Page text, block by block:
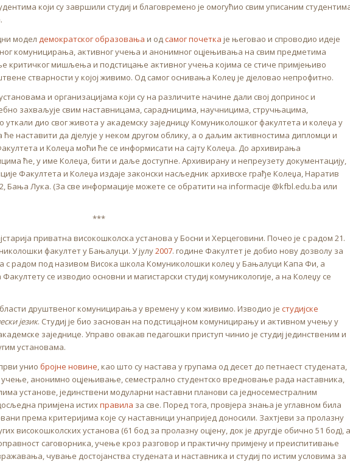
који су завршили студиј и благовремено је омогућио свим уписаним
модел демократског образовања и одсамог почетка је његовао и спроводио идеје
комуницирања, активног учења и анонимног оцјењивања на свим предметима
критичког мишљења и подстицање активног учења којима се стиче примјењиво
стварности у којој живимо. Од самог оснивања Колеџ је дјеловао непрофитно.
и организацијама који су на различите начине дали свој допринос и
захваљује свим наставницама, сарадницима, научницима, стручњацима,
уткали дио свог живота у академску заједницу Комуниколошког факултета и колеџа у
наставити да дјелује у неком другом облику, а о даљим активностима дипломци и
и Колеџа моћи ће се информисати на сајту Колеџа. До архивирања
ће, у име Колеџа, бити и даље доступне. Архивирану и непреузету документацију,
Факултета и Колеџа издаје законски насљедник архивске грађе Колеџа, Наратив
Бања Лука. (За све информације можете се обратити на informacije @kfbl.edu.ba или
***
приватна високошколска установа у Босни и Херцеговини. Почео је с радом 21.
факултет у Бањалуци. У јулу2007. године Факултет је добио нову дозволу за
с радом под називом Висока школа Комуниколошки колеџ у Бањалуци Капа Фи, а
се изводио основни и магистарски студиј комуникологије, а на Колеџу се
друштвеног комуницирања у времену у ком живимо. Изводио је студијске
језик. Студиј је био заснован на подстицајном комуницирању и активном учењу у
заједнице. Управо овакав педагошки приступ чинио је студиј јединственим и
установама.
унио бројне новине, као што су настава у групама од десет до петнаест студената,
анонимно оцјењивање, семестрално студентско вредновање рада наставника,
установе, јединствени модуларни наставни планови са једносеместралним
примјена истихправила за све. Поред тога, провјера знања је углавном била
према критеријима које су наставници унапријед доносили. Захтјеви за пролазну
високошколских установа (61 бод за пролазну оцјену, док је другдје обично 51 бод), а
саговорника, учење кроз разговор и практичну примјену и преиспитивање
чување достојанства студената и наставника и студиј по истим условима за